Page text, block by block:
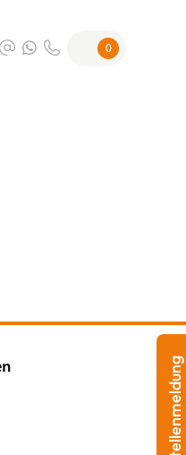
0
Stellenmeldung